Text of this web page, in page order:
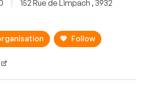
|
152 Rue de Limpach , 3932
Follow